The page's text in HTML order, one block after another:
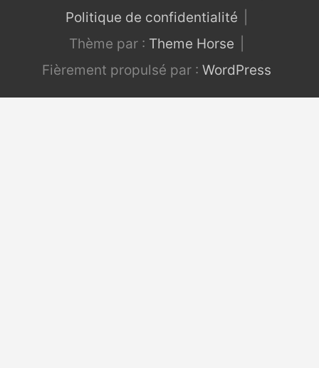
Politique de confidentialité
Thème par : Theme Horse
Fièrement propulsé par : WordPress